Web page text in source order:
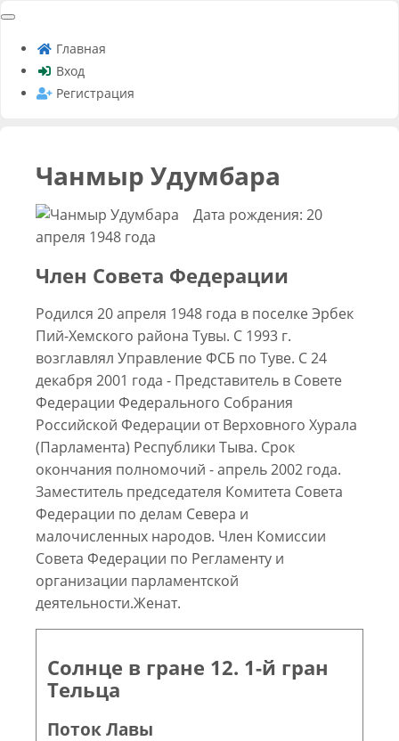
Главная
Вход
Регистрация
Чанмыр Удумбара
Дата рождения: 20
апреля 1948 года
Член Совета Федерации
Родился 20 апреля 1948 года в поселке Эрбек
Пий-Хемского района Тувы. С 1993 г.
возглавлял Управление ФСБ по Туве. С 24
декабря 2001 года - Представитель в Совете
Федерации Федерального Собрания
Российской Федерации от Верховного Хурала
(Парламента) Республики Тыва. Срок
окончания полномочий - апрель 2002 года.
Заместитель председателя Комитета Совета
Федерации по делам Севера и
малочисленных народов. Член Комиссии
Совета Федерации по Регламенту и
организации парламентской
деятельности.Женат.
Солнце в гране 12. 1-й гран
Тельца
Поток Лавы